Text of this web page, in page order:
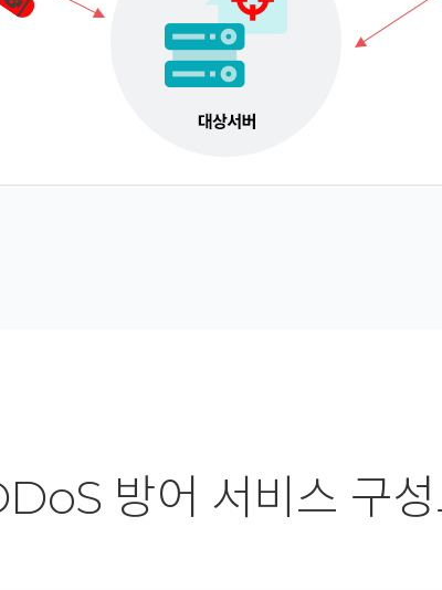
방어 서비스 구